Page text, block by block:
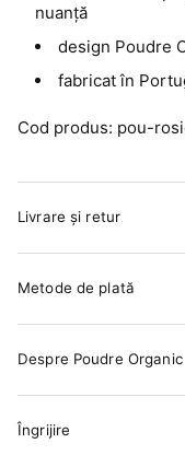
nuanță
design Poudre
fabricat în
Cod produs: pou-
Livrare și retur
Metode de plată
Despre Poudre Organic
Îngrijire